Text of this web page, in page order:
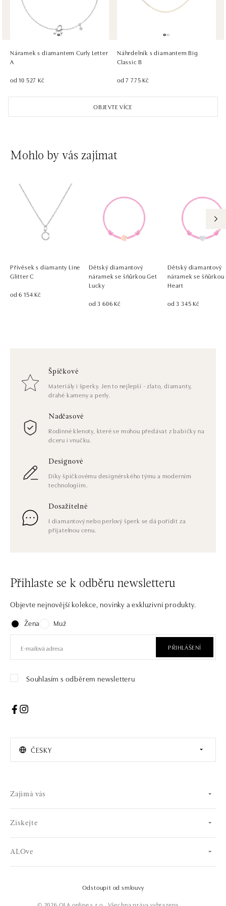
HALADA OC Eurovea, Bratislava
Pribinova 8, 811 09 Bratislava
dnes otevřeno do 21:00
OBJEVTE VÍCE
Náramek s diamantem Curly Letter
A
od 10 527 Kč
Náhrdelník s diamantem Big
Classic B
od 7 775 Kč
Mohlo by vás zajímat
Přívěsek s diamanty Line
Glitter C
od 6 154 Kč
Dětský diamantový
náramek se šňůrkou Get
Lucky
od 3 606 Kč
Dětský diamantový
náramek se šňůrkou
Heart
od 3 345 Kč
Špičkové
Materiály i šperky. Jen to nejlepší - zlato, diamanty,
drahé kameny a perly.
Nadčasové
Rodinné klenoty, které se mohou předávat z babičky na
dceru i vnučku.
Designové
Díky špičkovému designérského týmu a moderním
technologiím.
Dosažitelné
I diamantový nebo perlový šperk se dá pořídit za
přijatelnou cenu.
Přihlaste se k odběru newsletteru
Objevte nejnovější kolekce, novinky a exkluzivní produkty.
Žena
Muž
PŘIHLÁŠENÍ
Souhlasím s odběrem newsletteru
ČESKY
Zajímá vás
Získejte
ALOve
© 2026 OLA online s.r.o.. Všechna práva vyhrazena.
Odstoupit od smlouvy